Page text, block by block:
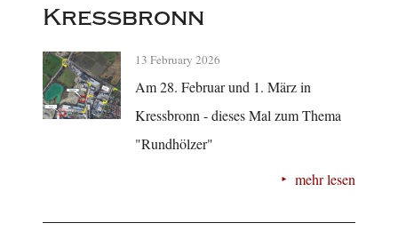
Kressbronn
13 February 2026
Am 28. Februar und 1. März in
Kressbronn - dieses Mal zum Thema
"Rundhölzer"
mehr lesen